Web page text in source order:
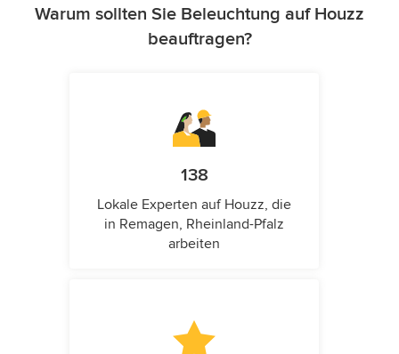
Warum sollten Sie Beleuchtung auf Houzz
beauftragen?
138
Lokale Experten auf Houzz, die
in Remagen, Rheinland-Pfalz
arbeiten